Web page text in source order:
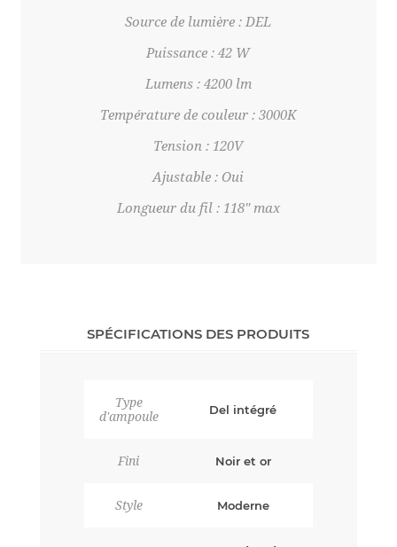
Source de lumière : DEL
Puissance : 42 W
Lumens : 4200 lm
Température de couleur : 3000K
Tension : 120V
Ajustable : Oui
Longueur du fil : 118" max
SPÉCIFICATIONS DES PRODUITS
Type
d'ampoule
Del intégré
Fini Noir et or
Style Moderne